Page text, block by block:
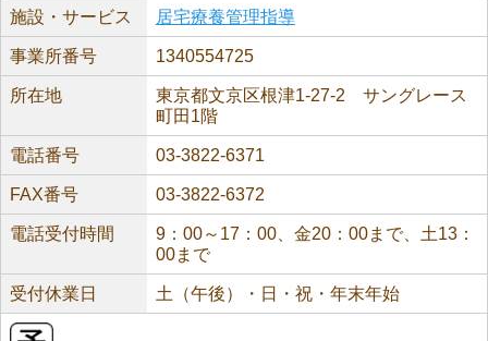
施設・サービス 居宅療養管理指導
事業所番号 1340554725
所在地
東京都文京区根津1-27-2 サングレース
町田1階
電話番号 03-3822-6371
FAX番号 03-3822-6372
電話受付時間
9：00～17：00、金20：00まで、土13：
00まで
受付休業日 土（午後）・日・祝・年末年始